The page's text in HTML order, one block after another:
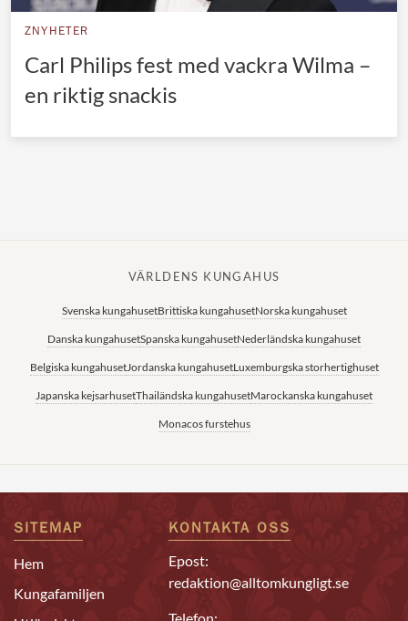
Japanska kejsarhuset
Thailändska kungahuset
ZNYHETER
Carl Philips fest med vackra Wilma –
en riktig snackis
VÄRLDENS KUNGAHUS
Svenska kungahusetBrittiska kungahusetNorska kungahuset
Danska kungahusetSpanska kungahusetNederländska kungahuset
Belgiska kungahusetJordanska kungahusetLuxemburgska storhertighuset
Japanska kejsarhusetThailändska kungahusetMarockanska kungahuset
Monacos furstehus
SITEMAP
Hem
Kungafamiljen
KONTAKTA OSS
Epost:
redaktion@alltomkungligt.se